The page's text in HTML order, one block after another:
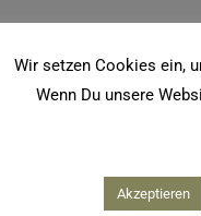
Wir setzen Cookies ein,
Wenn Du unsere
Akzeptieren